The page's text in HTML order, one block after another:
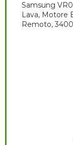
Samsung
Lava, Motore
Remoto,